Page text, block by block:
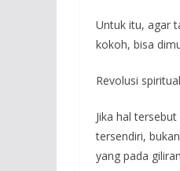
Untuk itu, agar
kokoh, bisa
Revolusi
Jika hal
tersendiri,
yang pada